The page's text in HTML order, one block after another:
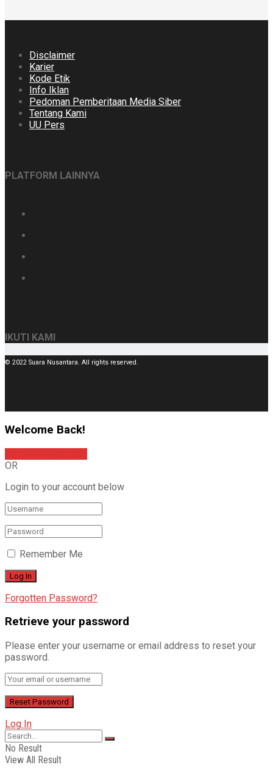
Disclaimer
Karier
Kode Etik
Info Iklan
Pedoman Pemberitaan Media Siber
Tentang Kami
UU Pers
PLATFORM LAINNYA
IKUTI KAMI
© 2022 Suara Nusantara. All rights reserved.
Welcome Back!
OR
Login to your account below
Remember Me
Forgotten Password?
Retrieve your password
Please enter your username or email address to reset your
password.
Log In
No Result
View All Result